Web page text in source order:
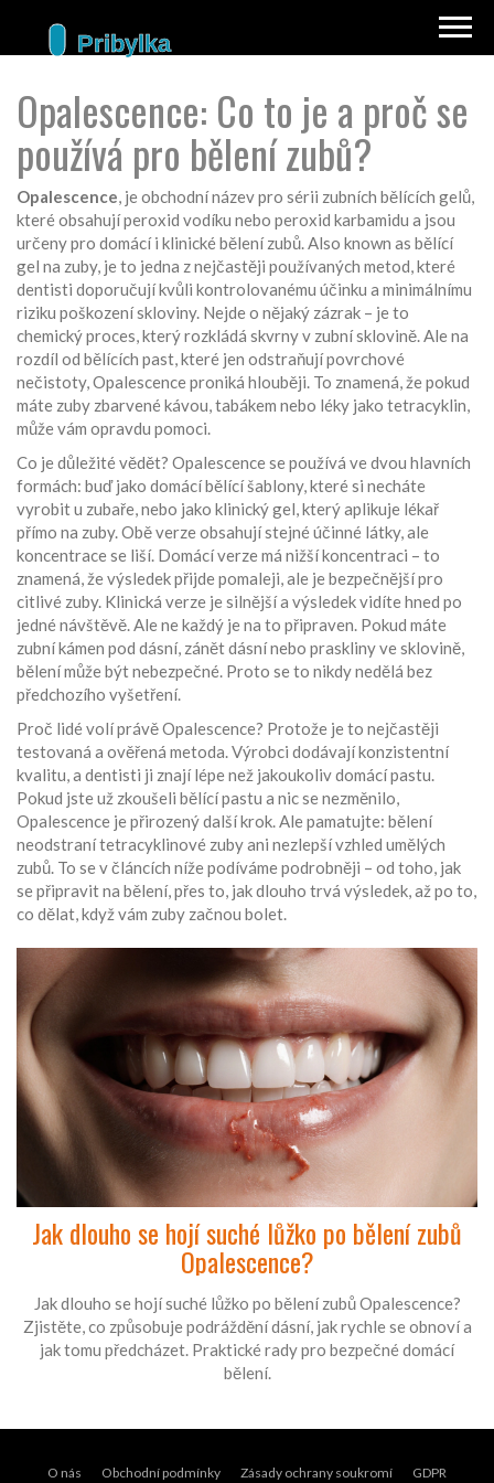
Opalescence: Co to je a proč se
používá pro bělení zubů?
Opalescence, je obchodní název pro sérii zubních bělících gelů,
které obsahují peroxid vodíku nebo peroxid karbamidu a jsou
určeny pro domácí i klinické bělení zubů. Also known as bělící
gel na zuby, je to jedna z nejčastěji používaných metod, které
dentisti doporučují kvůli kontrolovanému účinku a minimálnímu
riziku poškození skloviny. Nejde o nějaký zázrak – je to
chemický proces, který rozkládá skvrny v zubní sklovině. Ale na
rozdíl od bělících past, které jen odstraňují povrchové
nečistoty, Opalescence proniká hlouběji. To znamená, že pokud
máte zuby zbarvené kávou, tabákem nebo léky jako tetracyklin,
může vám opravdu pomoci.
Co je důležité vědět? Opalescence se používá ve dvou hlavních
formách: buď jako domácí bělící šablony, které si necháte
vyrobit u zubaře, nebo jako klinický gel, který aplikuje lékař
přímo na zuby. Obě verze obsahují stejné účinné látky, ale
koncentrace se liší. Domácí verze má nižší koncentraci – to
znamená, že výsledek přijde pomaleji, ale je bezpečnější pro
citlivé zuby. Klinická verze je silnější a výsledek vidíte hned po
jedné návštěvě. Ale ne každý je na to připraven. Pokud máte
zubní kámen pod dásní, zánět dásní nebo praskliny ve sklovině,
bělení může být nebezpečné. Proto se to nikdy nedělá bez
předchozího vyšetření.
Proč lidé volí právě Opalescence? Protože je to nejčastěji
testovaná a ověřená metoda. Výrobci dodávají konzistentní
kvalitu, a dentisti ji znají lépe než jakoukoliv domácí pastu.
Pokud jste už zkoušeli bělící pastu a nic se nezměnilo,
Opalescence je přirozený další krok. Ale pamatujte: bělení
neodstraní tetracyklinové zuby ani nezlepší vzhled umělých
zubů. To se v článcích níže podíváme podrobněji – od toho, jak
se připravit na bělení, přes to, jak dlouho trvá výsledek, až po to,
co dělat, když vám zuby začnou bolet.
Jak dlouho se hojí suché lůžko po bělení zubů
Opalescence?
Jak dlouho se hojí suché lůžko po bělení zubů Opalescence?
Zjistěte, co způsobuje podráždění dásní, jak rychle se obnoví a
jak tomu předcházet. Praktické rady pro bezpečné domácí
bělení.
O nás Obchodní podmínky Zásady ochrany soukromí GDPR